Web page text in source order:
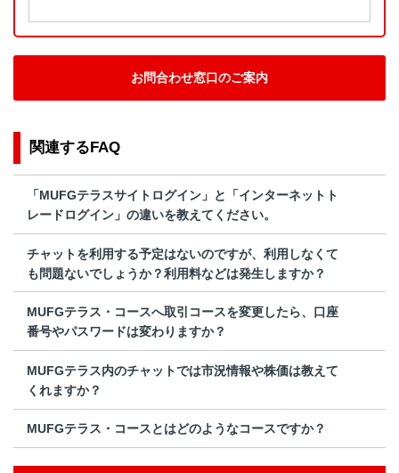
お問合わせ窓口のご案内
関連するFAQ
「MUFGテラスサイトログイン」と「インターネットト
レードログイン」の違いを教えてください。
チャットを利用する予定はないのですが、利用しなくて
も問題ないでしょうか？利用料などは発生しますか？
MUFGテラス・コースへ取引コースを変更したら、口座
番号やパスワードは変わりますか？
MUFGテラス内のチャットでは市況情報や株価は教えて
くれますか？
MUFGテラス・コースとはどのようなコースですか？